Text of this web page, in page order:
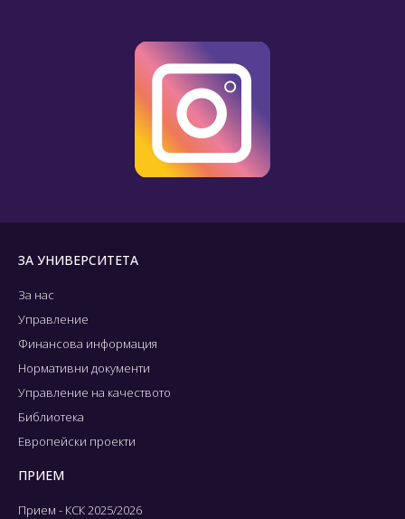
ЗА УНИВЕРСИТЕТА
За нас
Управление
Финансова информация
Нормативни документи
Управление на качеството
Библиотека
Европейски проекти
ПРИЕМ
Прием - КСК 2025/2026